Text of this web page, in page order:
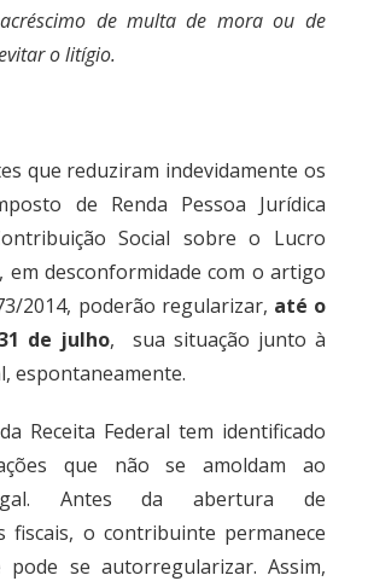
de multa de mora ou de
o litígio.
que reduziram indevidamente os
de Renda Pessoa Jurídica
Social sobre o Lucro
em desconformidade com o artigo
2014, poderão regularizar, até o
de julho, sua situação junto à
espontaneamente.
Receita Federal tem identificado
que não se amoldam ao
Antes da abertura de
fiscais, o contribuinte permanece
pode se autorregularizar. Assim,